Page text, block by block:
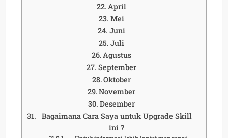
April
Mei
Juni
Juli
Agustus
September
Oktober
November
Desember
Bagaimana Cara Saya untuk Upgrade Skill
ini ?